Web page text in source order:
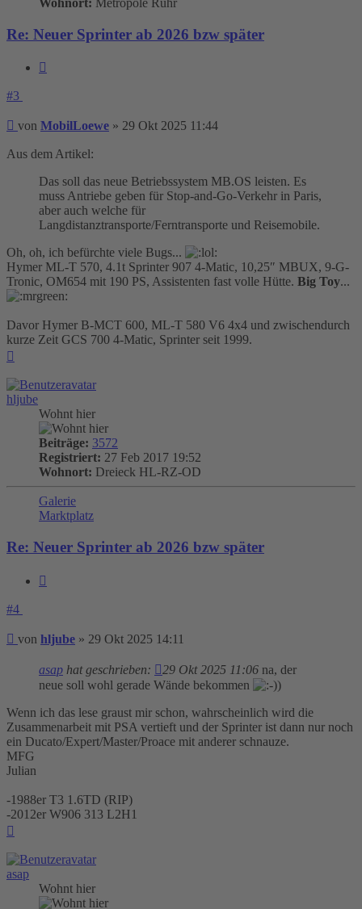
Re: Neuer Sprinter ab 2026 bzw später
#3
Beitrag
von MobilLoewe » 29 Okt 2025 11:44
Aus dem Artikel:
Das soll das neue Betriebssystem MB.OS leisten. Es
muss Antriebe geben für Stop-and-Go-Verkehr in Paris,
aber auch welche für
Langdistanztransporte/Ferntransporte und Reisemobile.
Oh, oh, ich befürchte viele Bugs...
Hymer ML-T 570, 4.1t Sprinter 907 4-Matic, 10,25″ MBUX, 9-G-
Tronic, OM654 mit 190 PS, Assistenten fast volle Hütte. Big Toy...
Davor Hymer B-MCT 600, ML-T 580 V6 4x4 und zwischendurch
kurze Zeit GCS 700 4-Matic, Sprinter seit 1999.
hljube
Wohnt hier
Beiträge: 3572
Registriert: 27 Feb 2017 19:52
Wohnort: Dreieck HL-RZ-OD
Galerie
Marktplatz
Re: Neuer Sprinter ab 2026 bzw später
#4
Beitrag
von hljube » 29 Okt 2025 14:11
asap hat geschrieben: 29 Okt 2025 11:06 na, der
neue soll wohl gerade Wände bekommen
)
Wenn ich das lese graust mir schon, wahrscheinlich wird die
Zusammenarbeit mit PSA vertieft und der Sprinter ist dann nur noch
ein Ducato/Expert/Master/Proace mit anderer schnauze.
MFG
Julian
-1988er T3 1.6TD (RIP)
-2012er W906 313 L2H1
asap
Wohnt hier